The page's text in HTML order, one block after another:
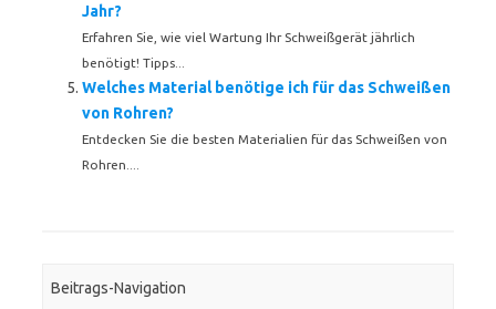
Jahr?
Erfahren Sie, wie viel Wartung Ihr Schweißgerät jährlich
benötigt! Tipps...
Welches Material benötige ich für das Schweißen
von Rohren?
Entdecken Sie die besten Materialien für das Schweißen von
Rohren....
Beitrags-Navigation